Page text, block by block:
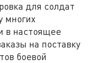
для солдат
многих
в настоящее
на поставку
боевой